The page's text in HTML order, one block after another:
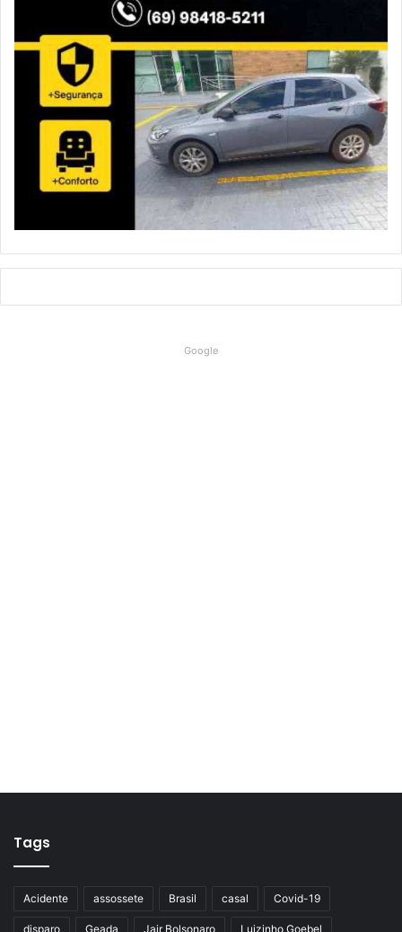
Google
Tags
Acidente assossete Brasil casal Covid-19
disparo Geada Jair Bolsonaro Luizinho Goebel